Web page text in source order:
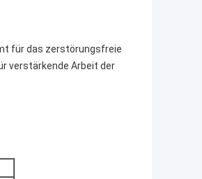
für das zerstörungsfreie
verstärkende Arbeit der